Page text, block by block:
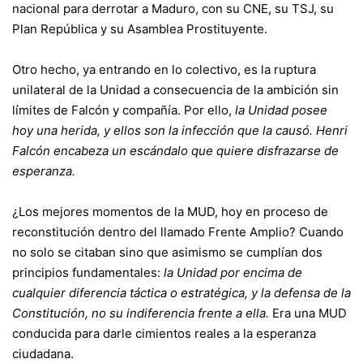
nacional para derrotar a Maduro, con su CNE, su TSJ, su
Plan República y su Asamblea Prostituyente.
Otro hecho, ya entrando en lo colectivo, es la ruptura
unilateral de la Unidad a consecuencia de la ambición sin
límites de Falcón y compañía. Por ello, la Unidad posee
hoy una herida, y ellos son la infección que la causó. Henri
Falcón encabeza un escándalo que quiere disfrazarse de
esperanza.
¿Los mejores momentos de la MUD, hoy en proceso de
reconstitución dentro del llamado Frente Amplio? Cuando
no solo se citaban sino que asimismo se cumplían dos
principios fundamentales: la Unidad por encima de
cualquier diferencia táctica o estratégica, y la defensa de la
Constitución, no su indiferencia frente a ella. Era una MUD
conducida para darle cimientos reales a la esperanza
ciudadana.